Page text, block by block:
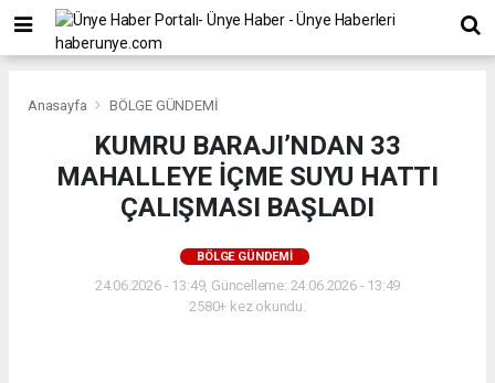
Anasayfa BÖLGE GÜNDEMİ
KUMRU BARAJI’NDAN 33
MAHALLEYE İÇME SUYU HATTI
ÇALIŞMASI BAŞLADI
BÖLGE GÜNDEMİ
24.06.2026 - 13:49, Güncelleme: 24.06.2026 - 13:49
2580+ kez okundu.